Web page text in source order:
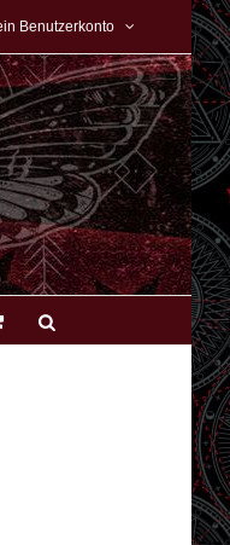
Benutzerkonto